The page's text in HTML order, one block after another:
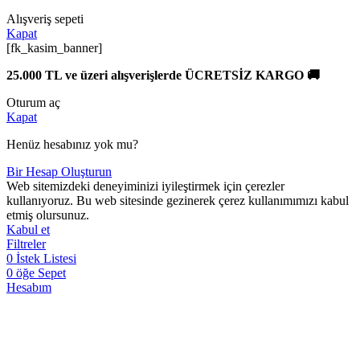
Alışveriş sepeti
Kapat
[fk_kasim_banner]
25.000 TL ve üzeri alışverişlerde ÜCRETSİZ KARGO 🚚
Oturum aç
Kapat
Henüz hesabınız yok mu?
Bir Hesap Oluşturun
Web sitemizdeki deneyiminizi iyileştirmek için çerezler
kullanıyoruz. Bu web sitesinde gezinerek çerez kullanımımızı kabul
etmiş olursunuz.
Kabul et
Filtreler
0 İstek Listesi
0 öğe Sepet
Hesabım